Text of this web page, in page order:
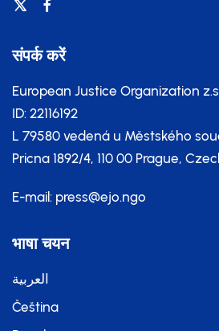
संपर्क करें
European Justice Organization
ID: 22116192
L 79580 vedená u Městského
Pricna 1892/4, 110 00 Prague,
E-mail: press@ejo.ngo
भाषा चयन
العربية
Čeština